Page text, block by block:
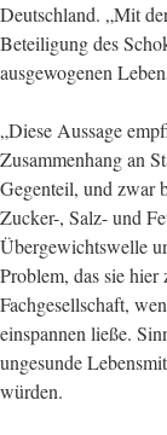
Deutschland. „Mit
Beteiligung des
ausgewogenen
„Diese Aussage
Zusammenhang an
Gegenteil, und zwar
Zucker-, Salz- und
Übergewichtswelle
Problem, das sie
Fachgesellschaft,
einspannen ließe.
ungesunde
würden.